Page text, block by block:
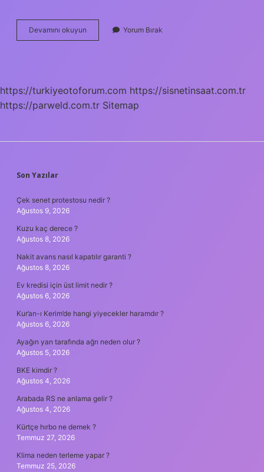
Devamını okuyun
Ismi
Yorum Bırak
https://turkiyeotoforum.com https://sisnetinsaat.com.tr
https://parweld.com.tr Sitemap
SIDEBAR
Son Yazılar
Çek senet protestosu nedir ?
Ağustos 9, 2026
Kuzu kaç derece ?
Ağustos 8, 2026
Nakit avans nasıl kapatılır garanti ?
Ağustos 8, 2026
Ev kredisi için üst limit nedir ?
Ağustos 6, 2026
Kur’an-ı Kerim’de hangi yiyecekler haramdır ?
Ağustos 6, 2026
Ayağın yan tarafında ağrı neden olur ?
Ağustos 5, 2026
BKE kimdir ?
Ağustos 4, 2026
Arabada RS ne anlama gelir ?
Ağustos 4, 2026
Kürtçe hırbo ne demek ?
Temmuz 27, 2026
Klima neden terleme yapar ?
Temmuz 25, 2026